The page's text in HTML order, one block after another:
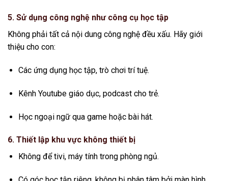
5. Sử dụng công nghệ như công cụ học tập
Không phải tất cả nội dung công nghệ đều xấu. Hãy giới
thiệu cho con:
Các ứng dụng học tập, trò chơi trí tuệ.
Kênh Youtube giáo dục, podcast cho trẻ.
Học ngoại ngữ qua game hoặc bài hát.
6. Thiết lập khu vực không thiết bị
Không để tivi, máy tính trong phòng ngủ.